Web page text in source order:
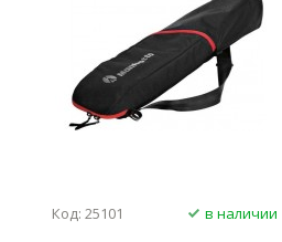
Код: 25101
в наличии